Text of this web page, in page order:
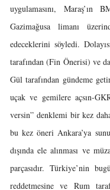
uygulamasını,
Gazimağusa limanı
edeceklerini söyledi.
tarafından (Fin Önerisi) ve
Gül tarafından gündeme
uçak ve gemilere açsın-
versin” denklemi bir kez
bu kez öneri Ankara’ya
dışında ele alınması ve
parçasıdır. Türkiye’nin
reddetmesine ve Rum